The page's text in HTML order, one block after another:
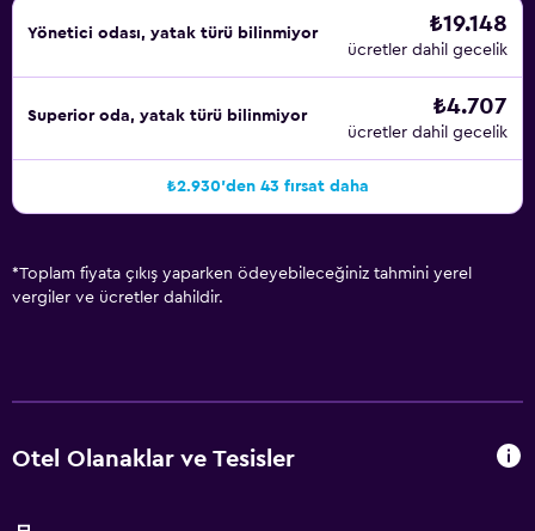
Yönetici odası, yatak türü bilinmiyor ₺19.148
ücretler dahil gecelik
Superior oda, yatak türü bilinmiyor ₺4.707
ücretler dahil gecelik
₺2.930'den 43 fırsat daha
*Toplam fiyata çıkış yaparken ödeyebileceğiniz tahmini yerel
vergiler ve ücretler dahildir.
Otel Olanaklar ve Tesisler